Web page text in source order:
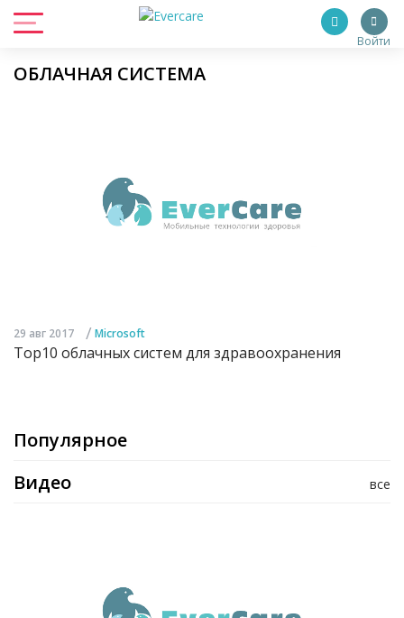
Войти
ОБЛАЧНАЯ СИСТЕМА
29 авг 2017 / Microsoft
Top10 облачных систем для здравоохранения
Популярное
все
Видео